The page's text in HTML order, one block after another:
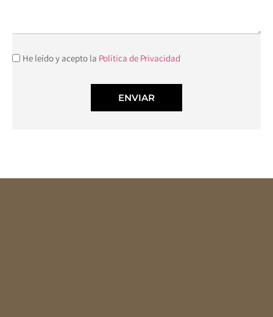
He leído y acepto la Política de Privacidad
ENVIAR